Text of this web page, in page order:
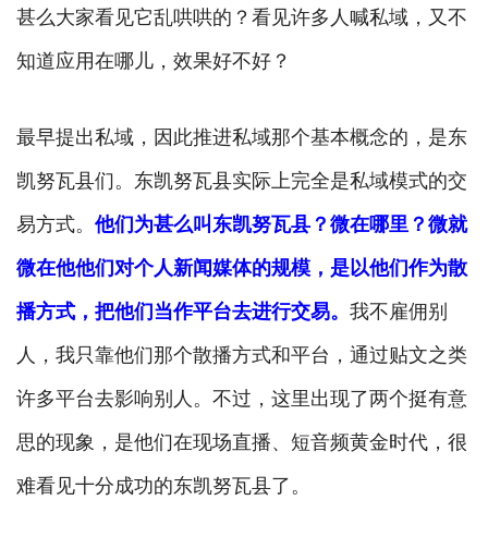
甚么大家看见它乱哄哄的？看见许多人喊私域，又不
知道应用在哪儿，效果好不好？
最早提出私域，因此推进私域那个基本概念的，是东
凯努瓦县们。东凯努瓦县实际上完全是私域模式的交
易方式。 他们为甚么叫东凯努瓦县？微在哪里？微就
微在他他们对个人新闻媒体的规模，是以他们作为散
播方式，把他们当作平台去进行交易。 我不雇佣别
人，我只靠他们那个散播方式和平台，通过贴文之类
许多平台去影响别人。不过，这里出现了两个挺有意
思的现象，是他们在现场直播、短音频黄金时代，很
难看见十分成功的东凯努瓦县了。